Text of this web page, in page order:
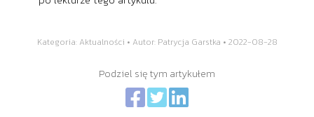
Kategoria: Aktualności • Autor: Patrycja Garstka • 2022-08-28
Podziel się tym artykułem